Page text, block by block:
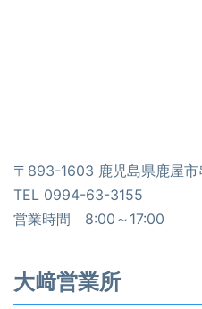
〒893-1603 鹿児島県鹿屋
TEL 0994-63-3155
営業時間 8:00～17:00
大﨑営業所